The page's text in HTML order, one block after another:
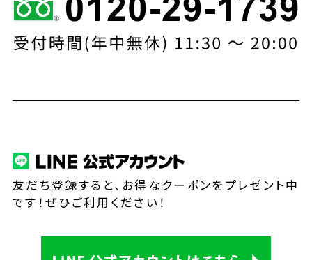
友だち登録すると、お得なクーポンをプレゼント中
です！ぜひご利用ください！